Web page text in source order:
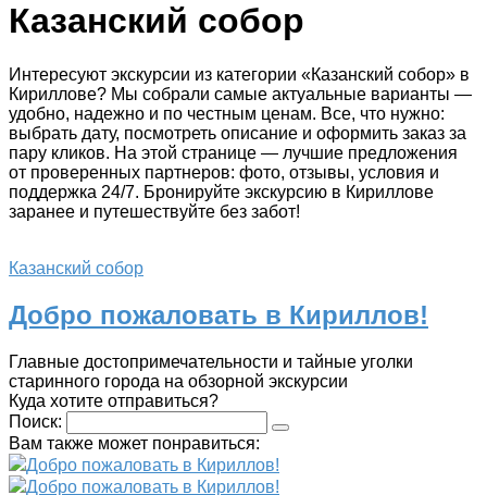
Казанский собор
Интересуют экскурсии из категории «Казанский собор» в
Кириллове? Мы собрали самые актуальные варианты —
удобно, надежно и по честным ценам. Все, что нужно:
выбрать дату, посмотреть описание и оформить заказ за
пару кликов. На этой странице — лучшие предложения
от проверенных партнеров: фото, отзывы, условия и
поддержка 24/7. Бронируйте экскурсию в Кириллове
заранее и путешествуйте без забот!
Казанский собор
Добро пожаловать в Кириллов!
Главные достопримечательности и тайные уголки
старинного города на обзорной экскурсии
Куда хотите отправиться?
Поиск:
Вам также может понравиться:
Добро пожаловать в Кириллов!
Добро пожаловать в Кириллов!